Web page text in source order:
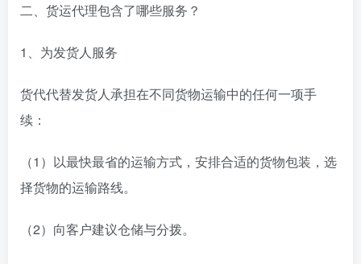
二、货运代理包含了哪些服务？
1、为发货人服务
货代代替发货人承担在不同货物运输中的任何一项手
续：
（1）以最快最省的运输方式，安排合适的货物包装，选
择货物的运输路线。
（2）向客户建议仓储与分拨。